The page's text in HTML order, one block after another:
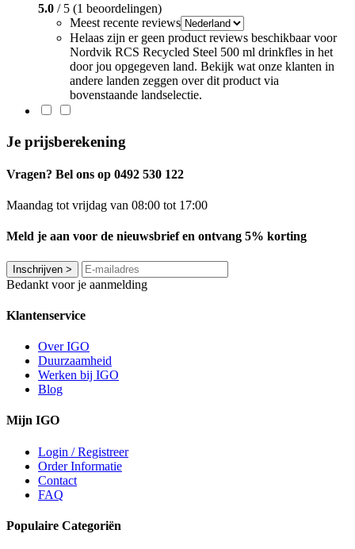
5.0 / 5 (1 beoordelingen)
Meest recente reviews
Helaas zijn er geen product reviews beschikbaar voor
Nordvik RCS Recycled Steel 500 ml drinkfles in het
door jou opgegeven land. Bekijk wat onze klanten in
andere landen zeggen over dit product via
bovenstaande landselectie.
Je prijsberekening
Vragen? Bel ons op 0492 530 122
Maandag tot vrijdag van 08:00 tot 17:00
Meld je aan voor de nieuwsbrief en ontvang 5% korting
Inschrijven >
Bedankt voor je aanmelding
Klantenservice
Over IGO
Duurzaamheid
Werken bij IGO
Blog
Mijn IGO
Login / Registreer
Order Informatie
Contact
FAQ
Populaire Categoriën